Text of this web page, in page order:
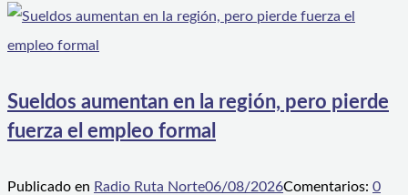
Sueldos aumentan en la región, pero pierde
fuerza el empleo formal
Publicado en Radio Ruta Norte06/08/2026Comentarios: 0